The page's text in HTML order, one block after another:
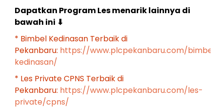
Dapatkan Program Les menarik lainnya di
bawah ini ⬇
* Bimbel Kedinasan Terbaik di
Pekanbaru: https://www.plcpekanbaru.com/
kedinasan/
* Les Private CPNS Terbaik di
Pekanbaru: https://www.plcpekanbaru.com/les-
private/cpns/